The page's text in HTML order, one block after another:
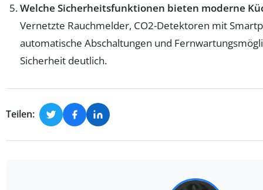
Welche Sicherheitsfunktionen bieten moderne
Vernetzte Rauchmelder, CO2-Detektoren mit
automatische Abschaltungen und
Sicherheit deutlich.
Teilen: